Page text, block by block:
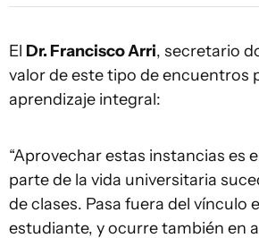
El Dr. Francisco Arri, secretario
valor de este tipo de encuentros
aprendizaje integral:
“Aprovechar estas instancias es
parte de la vida universitaria
de clases. Pasa fuera del vínculo
estudiante, y ocurre también en